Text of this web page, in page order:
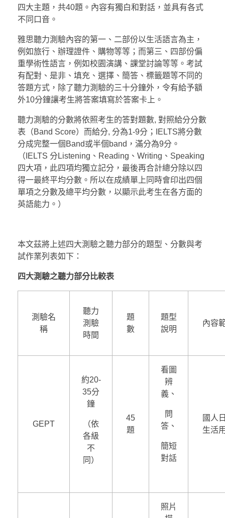
四大主題，共40題。內容有獨白和對話，並具有各式
不同口音。
雅思聽力測驗內容的第一、二部份以生活語言為主，
例如旅行、辦理證件、購物等等；而第三、四部份偏
重學術性語言，例如校園演講、課堂討論等等。考試
有配對、是非、填充、選擇、簡答、標籤題等不同的
答題方式，除了聽力測驗的三十分鐘外，令有給予額
外10分鐘讓考生將答案填寫於答案卡上。
聽力測驗的分數將依照考生的答對題數, 對照給分分數
表（Band Score）而給分, 分為1-9分；IELTS將分數
分成完整一個Band或半個band，滿分為9分。
（IELTS 分Listening、Reading、Writing、Speaking
四大項，此四項均獨立記分，最後再合計總分除以四
得一最終平均分數。所以在成績單上同時會印出四個
單項之分數及總平均分數，以顯示此考生在各方面的
英語能力。）
本文茲將上述四大測驗之聽力部分的題型、分數與考
試作業列表如下：
四大測驗之聽力部分比較表
測驗名
稱
聽力
測驗
時間
題
數
題型
說明
內容
GEPT
約20-
35分
鐘
（依
各級
不
同）
45
題
看圖
辨
義、
問
答、
簡短
對話
國人
生活
照片